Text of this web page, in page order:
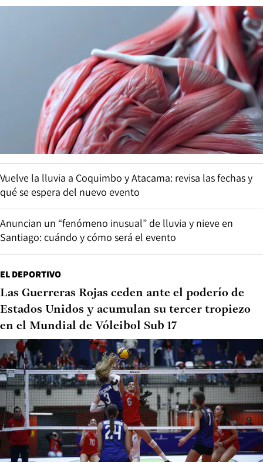
Vuelve la lluvia a Coquimbo y Atacama: revisa las fechas y
qué se espera del nuevo evento
Anuncian un “fenómeno inusual” de lluvia y nieve en
Santiago: cuándo y cómo será el evento
EL DEPORTIVO
Las Guerreras Rojas ceden ante el poderío de
Estados Unidos y acumulan su tercer tropiezo
en el Mundial de Vóleibol Sub 17